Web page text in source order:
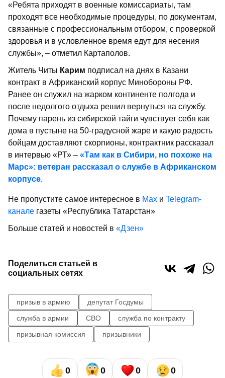
«Ребята приходят в военные комиссариаты, там
проходят все необходимые процедуры, по документам,
связанные с профессиональным отбором, с проверкой
здоровья и в условленное время едут для несения
службы», – отметил Картаполов.
Житель Читы Карим подписал на днях в Казани
контракт в Африканский корпус Минобороны РФ.
Ранее он служил на жарком континенте полгода и
после недолгого отдыха решил вернуться на службу.
Почему парень из сибирской тайги чувствует себя как
дома в пустыне на 50-градусной жаре и какую радость
бойцам доставляют скорпионы, контрактник рассказал
в интервью «РТ» – «Там как в Сибири, но похоже на
Марс»: ветеран рассказал о службе в Африканском
корпусе.
Не пропустите самое интересное в Max и Telegram-
канале газеты «Республика Татарстан»
Больше статей и новостей в «Дзен»
Поделиться статьей в
социальных сетях
призыв в армию
депутат Госдумы
служба в армии
СВО
служба по контракту
призывная комиссия
призывники
0 0 0 0